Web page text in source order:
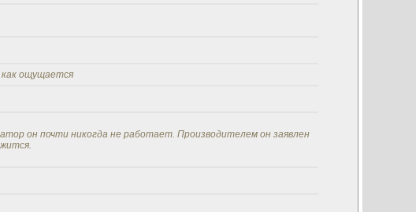
как ощущается
он почти никогда не работает. Производителем он заявлен